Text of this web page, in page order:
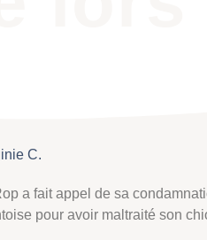
C.
a fait appel de sa
pour avoir maltraité son